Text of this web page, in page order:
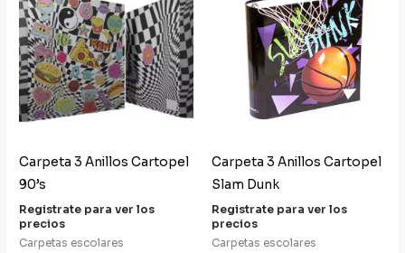
Carpeta 3 Anillos Cartopel
90’s
Registrate para ver los
precios
Carpetas escolares
Carpeta 3 Anillos Cartopel
Slam Dunk
Registrate para ver los
precios
Carpetas escolares